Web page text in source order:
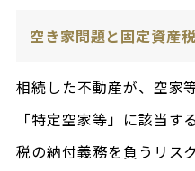
空き家問題と固定資産
相続した不動産が、空家
「特定空家等」に該当
税の納付義務を負うリス